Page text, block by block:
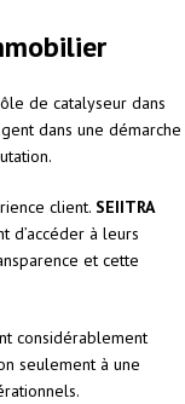
de catalyseur dans
dans une démarche
client. SEIITRA
à leurs
et cette
considérablement
seulement à une